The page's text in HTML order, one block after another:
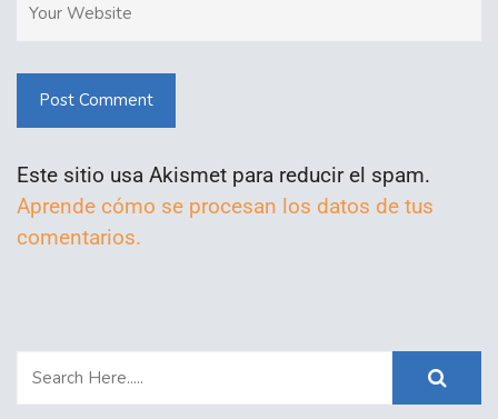
Post Comment
Este sitio usa Akismet para reducir el spam.
Aprende cómo se procesan los datos de tus
comentarios.